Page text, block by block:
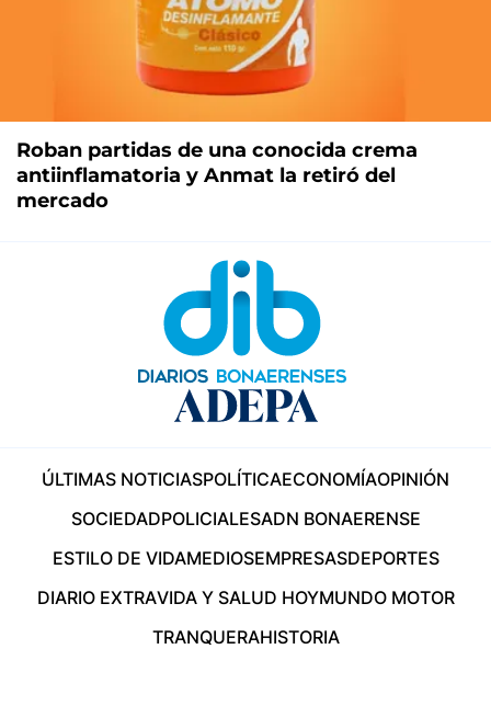
Roban partidas de una conocida crema
antiinflamatoria y Anmat la retiró del
mercado
ÚLTIMAS NOTICIASPOLÍTICAECONOMÍAOPINIÓN
SOCIEDADPOLICIALESADN BONAERENSE
ESTILO DE VIDAMEDIOSEMPRESASDEPORTES
DIARIO EXTRAVIDA Y SALUD HOYMUNDO MOTOR
TRANQUERAHISTORIA